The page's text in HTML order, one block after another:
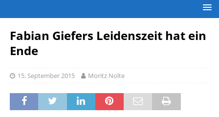
Fabian Giefers Leidenszeit hat ein
Ende
15. September 2015 Moritz Nolte